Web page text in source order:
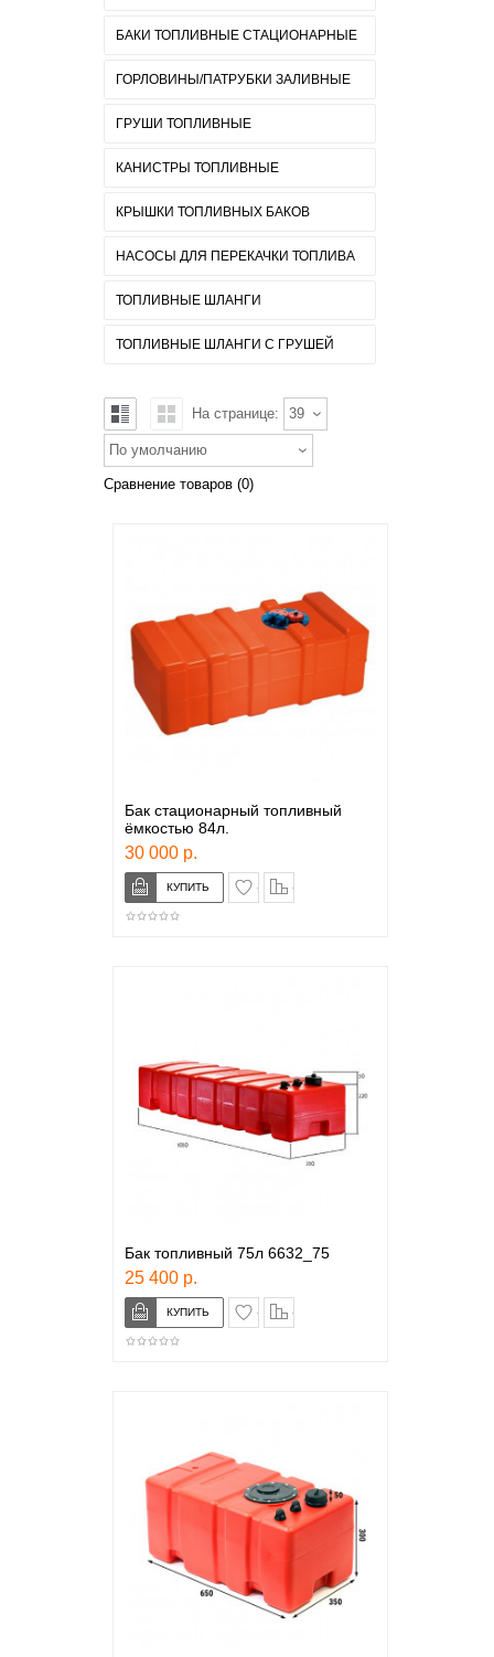
БАКИ ТОПЛИВНЫЕ СТАЦИОНАРНЫЕ
ГОРЛОВИНЫ/ПАТРУБКИ ЗАЛИВНЫЕ
ГРУШИ ТОПЛИВНЫЕ
КАНИСТРЫ ТОПЛИВНЫЕ
КРЫШКИ ТОПЛИВНЫХ БАКОВ
НАСОСЫ ДЛЯ ПЕРЕКАЧКИ ТОПЛИВА
ТОПЛИВНЫЕ ШЛАНГИ
ТОПЛИВНЫЕ ШЛАНГИ С ГРУШЕЙ
На странице: 39
По умолчанию
Сравнение товаров (0)
Бак стационарный топливный
ёмкостью 84л.
30 000 р.
в закладки
Бак топливный 75л 6632_75
25 400 р.
в закладки